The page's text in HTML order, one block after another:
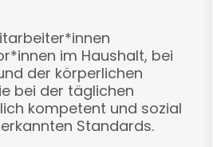
im Haushalt, bei
der körperlichen
bei der täglichen
kompetent und sozial
Standards.